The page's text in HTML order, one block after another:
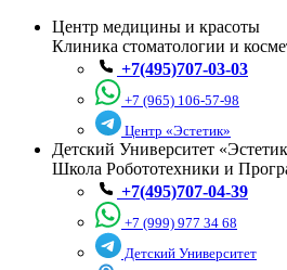
Центр медицины и красоты
Клиника стоматологии и
+7(495)707-03-03
+7 (965) 106-57-98
Центр «Эстетик»
Детский Университет
Школа Робототехники и
+7(495)707-04-39
+7 (999) 977 34 68
Детский Университет